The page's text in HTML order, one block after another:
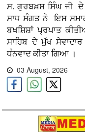
ਸ. ਗੁਰਬਖ਼ਸ ਸਿੰਘ ਜੀ
ਸਾਧ ਸੰਗਤ ਨੇ ਇਸ
ਬਖਸ਼ਿਸ਼ਾਂ ਪ੍ਰਪਾਤ
ਸਾਹਿਬ ਦੇ ਮੁੱਖ
ਧੰਨਵਾਦ ਕੀਤਾ ਗਿਆ ।
03 August, 2026